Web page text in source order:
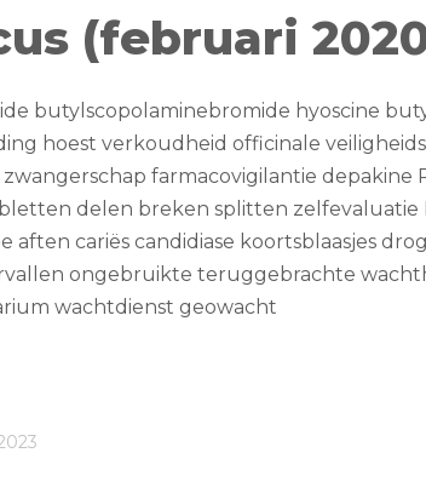
(februari
butylscopolaminebromide hyoscine
hoest verkoudheid officinale
farmacovigilantie depakine
delen breken splitten zelfevaluatie
aften cariës candidiase koortsblaasjes
ongebruikte teruggebrachte
wachtdienst geowacht